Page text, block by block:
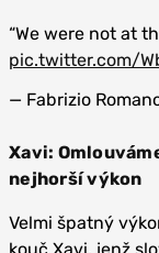
“We were not at
pic.twitter.com/
— Fabrizio
Xavi:
nejhorší výkon
Velmi špatný